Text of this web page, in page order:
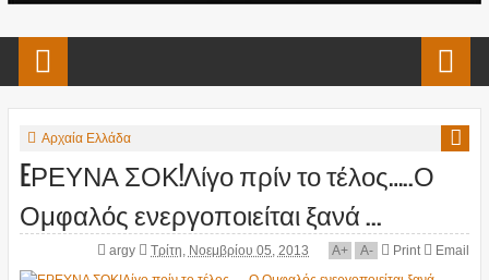
Αρχαία Ελλάδα
EΡΕΥΝΑ ΣΟΚ!Λίγο πρίν το τέλος…..Ο
Ομφαλός ενεργοποιείται ξανά ...
argy Τρίτη, Νοεμβρίου 05, 2013 A+ A- Print Email